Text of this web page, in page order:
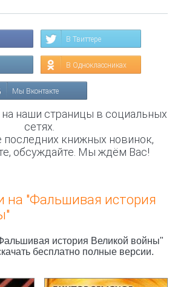
В Твиттере
В Одноклассниках
Мы Вконтакте
наши страницы в социальных
сетях.
последних книжных новинок,
обсуждайте. Мы ждём Вас!
на "Фальшивая история
история Великой войны"
бесплатно полные версии.